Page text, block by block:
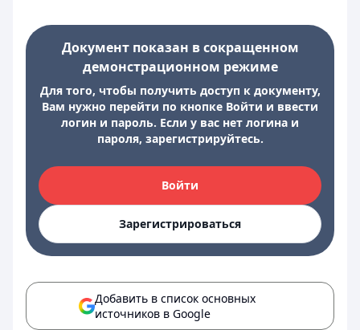
Документ показан в сокращенном
демонстрационном режиме
Для того, чтобы получить доступ к документу,
Вам нужно перейти по кнопке Войти и ввести
логин и пароль. Если у вас нет логина и
пароля, зарегистрируйтесь.
Войти
Зарегистрироваться
Добавить в список основных
источников в Google